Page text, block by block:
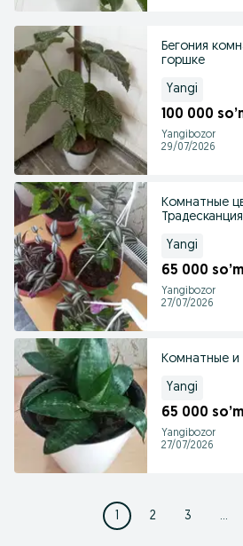
Бегония
горшке
Yangi
100 000
Yangibozor
29/07/2026
Комнатные
Yangi
65 000 so’m
Yangibozor
27/07/2026
Комнатные и
Yangi
65 000 so’m
Yangibozor
27/07/2026
1 2 3 ...